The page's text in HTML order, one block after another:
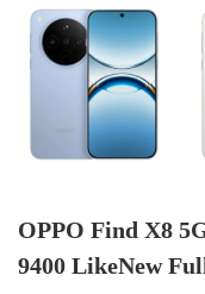
OPPO Find X8
9400 LikeNew